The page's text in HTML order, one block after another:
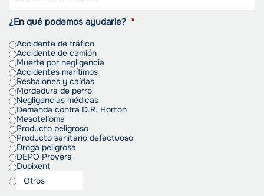
¿En qué podemos ayudarle? *
Accidente de tráfico
Accidente de camión
Muerte por negligencia
Accidentes marítimos
Resbalones y caídas
Mordedura de perro
Negligencias médicas
Demanda contra D.R. Horton
Mesotelioma
Producto peligroso
Producto sanitario defectuoso
Droga peligrosa
DEPO Provera
Dupixent